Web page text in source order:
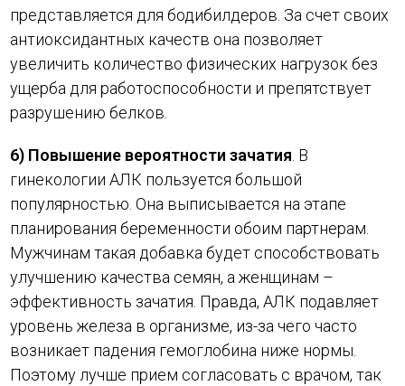
представляется для бодибилдеров. За счет своих
антиоксидантных качеств она позволяет
увеличить количество физических нагрузок без
ущерба для работоспособности и препятствует
разрушению белков.
6) Повышение вероятности зачатия . В
гинекологии АЛК пользуется большой
популярностью. Она выписывается на этапе
планирования беременности обоим партнерам.
Мужчинам такая добавка будет способствовать
улучшению качества семян, а женщинам –
эффективность зачатия. Правда, АЛК подавляет
уровень железа в организме, из-за чего часто
возникает падения гемоглобина ниже нормы.
Поэтому лучше прием согласовать с врачом, так